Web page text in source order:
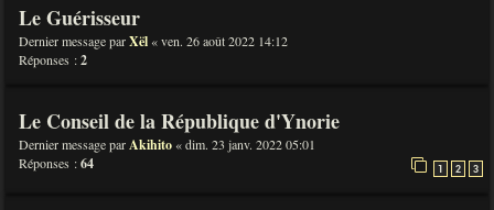
Le Guérisseur
Dernier message parXël «ven. 26 août 2022 14:12
Réponses :2
Le Conseil de la République d'Ynorie
Dernier message parAkihito «dim. 23 janv. 2022 05:01
Réponses :64 1 2 3